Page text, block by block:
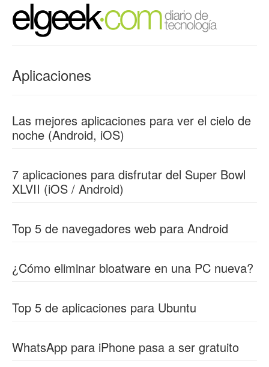
Aplicaciones
Las mejores aplicaciones para ver el cielo de
noche (Android, iOS)
7 aplicaciones para disfrutar del Super Bowl
XLVII (iOS / Android)
Top 5 de navegadores web para Android
¿Cómo eliminar bloatware en una PC nueva?
Top 5 de aplicaciones para Ubuntu
WhatsApp para iPhone pasa a ser gratuito